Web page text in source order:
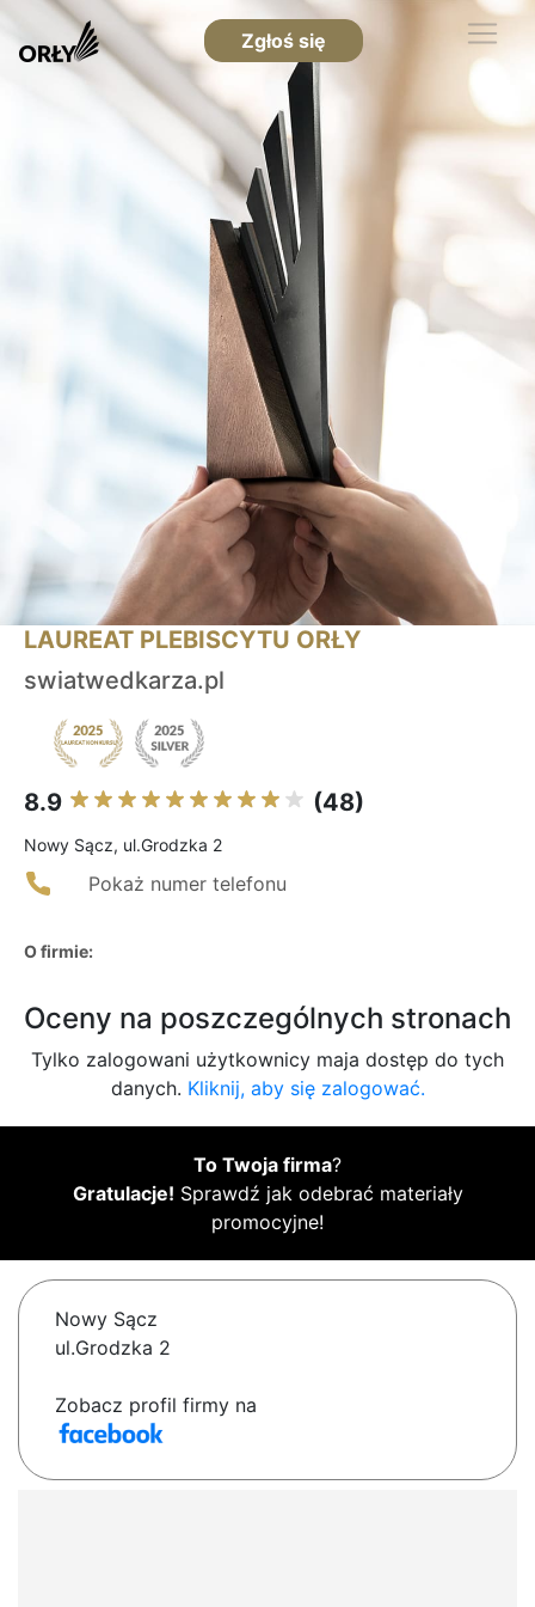
Zgłoś się
LAUREAT PLEBISCYTU ORŁY
swiatwedkarza.pl
8.9 (48)
Nowy Sącz, ul.Grodzka 2
Pokaż numer telefonu
O firmie:
Oceny na poszczególnych stronach
Tylko zalogowani użytkownicy maja dostęp do tych
danych. Kliknij, aby się zalogować.
To Twoja firma?
Gratulacje! Sprawdź jak odebrać materiały
promocyjne!
Nowy Sącz
ul.Grodzka 2
Zobacz profil firmy na